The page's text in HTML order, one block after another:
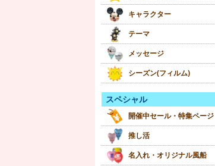
キャラクター
テーマ
メッセージ
シーズン(フィルム)
スペシャル
開催中セール・特集ページ
推し活
名入れ・オリジナル風船